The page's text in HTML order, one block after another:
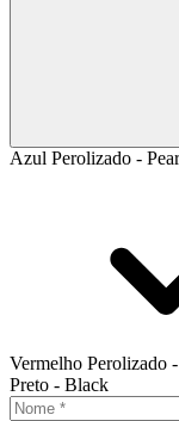
Azul Perolizado -
Vermelho Perolizado
Preto - Black